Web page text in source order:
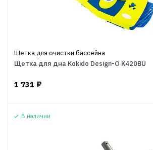
Щетка для очистки бассейна
Щетка для дна Kokido Design-O K420BU
1 731 ₽
В наличии